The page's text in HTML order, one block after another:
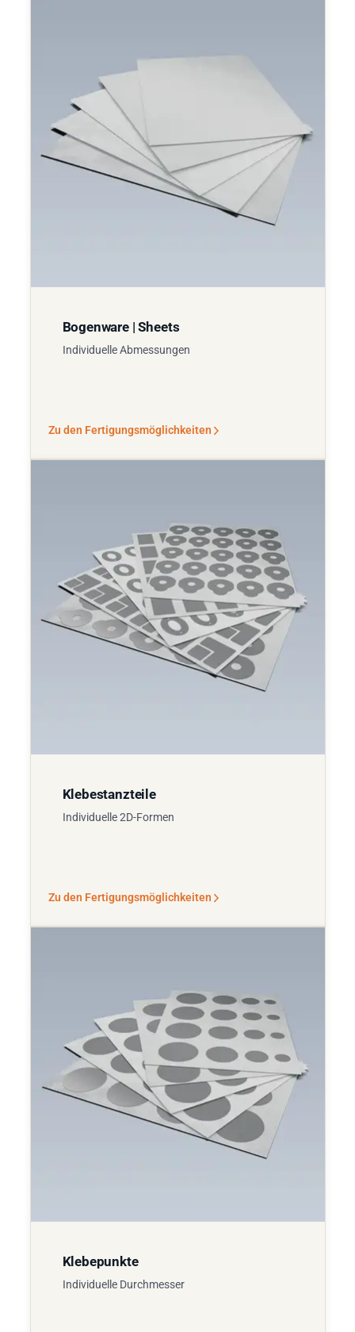
Bogenware | Sheets
Individuelle Abmessungen
Zu den Fertigungsmöglichkeiten
Klebestanzteile
Individuelle 2D-Formen
Zu den Fertigungsmöglichkeiten
Klebepunkte
Individuelle Durchmesser